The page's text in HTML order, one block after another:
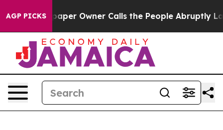
AGP PICKS
Owner Calls the People Abruptly Laid off “Simply